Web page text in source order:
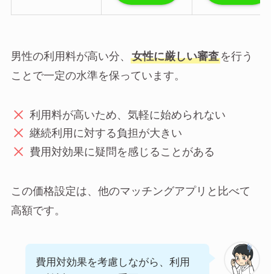
男性の利用料が高い分、 女性に厳しい審査を行う
ことで一定の水準を保っています。
利用料が高いため、気軽に始められない
継続利用に対する負担が大きい
費用対効果に疑問を感じることがある
この価格設定は、他のマッチングアプリと比べて
高額です。
費用対効果を考慮しながら、利用